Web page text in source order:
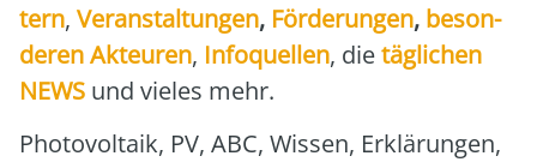
tern, Ver­an­stal­tun­gen, För­de­run­gen, beson­
de­ren Akteu­ren, Info­quel­len, dietäg­li­chen
NEWS und vie­les mehr.
Pho­to­vol­ta­ik, PV, ABC, Wis­sen, Erklä­run­gen,